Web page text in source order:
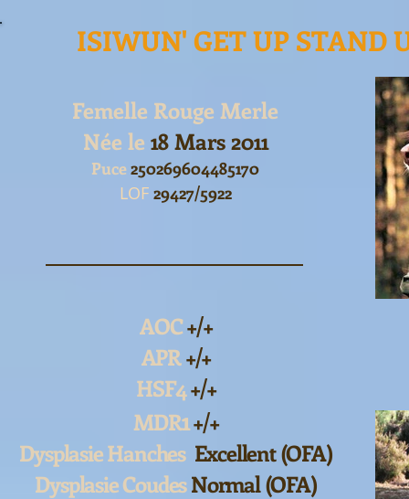
ISIWUN' GET UP STAND
Femelle Rouge Merle
Née le 18 Mars 2011
Puce250269604485170
LOF 29427/5922
AOC+/+
APR+/+
HSF4+/+
MDR1+/+
Dysplasie Hanches Excellent (OFA)
Dysplasie CoudesNormal (OFA)